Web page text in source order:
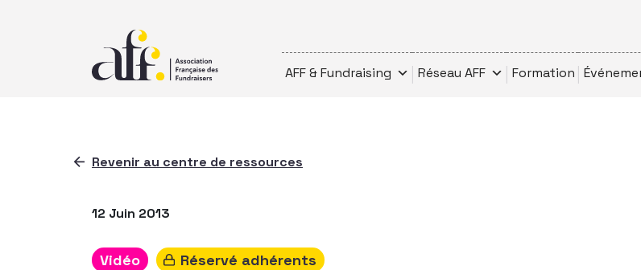
AFF & Fundraising Réseau AFF Formation
Revenir au centre de ressources
12 Juin 2013
Vidéo Réservé adhérents